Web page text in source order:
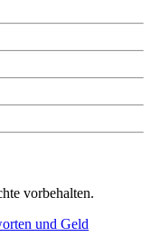
vorbehalten.